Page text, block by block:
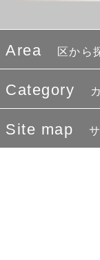
Area 区から
Category
Site map